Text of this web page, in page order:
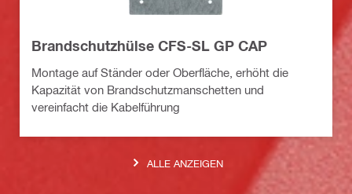
Brandschutzhülse CFS-SL GP CAP
Montage auf Ständer oder Oberfläche, erhöht die
Kapazität von Brandschutzmanschetten und
vereinfacht die Kabelführung
ALLE ANZEIGEN